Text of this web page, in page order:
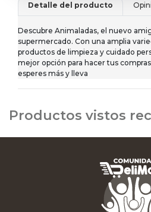
Detalle del producto
Descubre Animaladas, el nuevo
supermercado. Con una amplia
productos de limpieza y cuidado
mejor opción para hacer tus
esperes más y lleva
Productos vistos